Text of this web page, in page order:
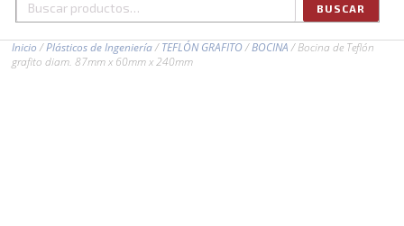
Buscar
BUSCAR
Inicio/Plásticos de Ingeniería/TEFLÓN GRAFITO/BOCINA/ Bocina de Teflón
grafito diam. 87mm x 60mm x 240mm